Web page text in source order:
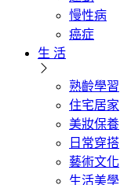
慢性病
癌症
生 活
熟齡學習
住宅居家
美妝保養
日常穿搭
藝術文化
生活美學